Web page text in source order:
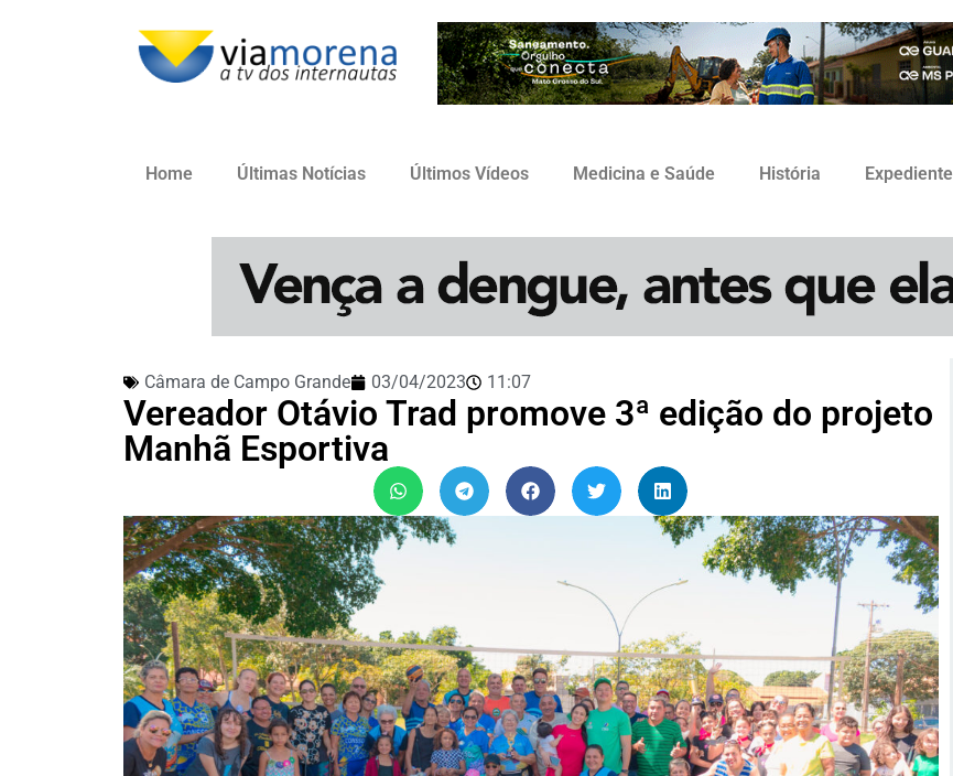
Home Últimas Notícias Últimos Vídeos Medicina e Saúde História Expediente
Câmara de Campo Grande 03/04/2023 11:07
Vereador Otávio Trad promove 3ª edição do projeto
Manhã Esportiva